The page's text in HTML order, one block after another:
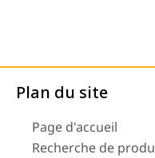
Plan du site
Page d'accueil
Recherche de